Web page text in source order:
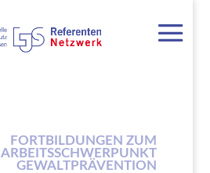
FORTBILDUNGEN ZUM
ARBEITSSCHWERPUNKT
GEWALTPRÄVENTION